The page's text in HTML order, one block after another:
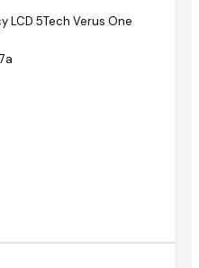
LCD 5Tech Verus One